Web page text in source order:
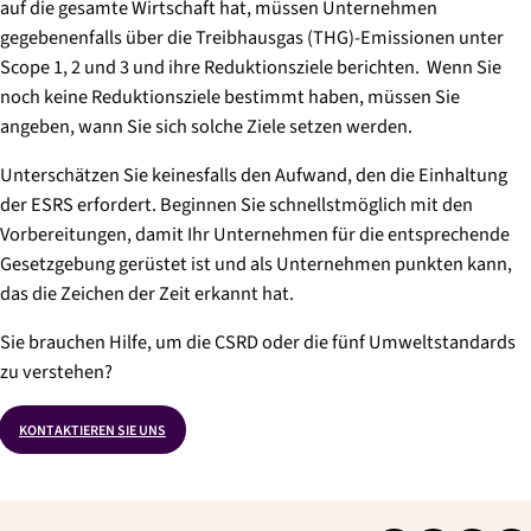
auf die gesamte Wirtschaft hat, müssen Unternehmen
gegebenenfalls über die Treibhausgas (THG)-Emissionen unter
Scope 1, 2 und 3 und ihre Reduktionsziele berichten. Wenn Sie
noch keine Reduktionsziele bestimmt haben, müssen Sie
angeben, wann Sie sich solche Ziele setzen werden.
Unterschätzen Sie keinesfalls den Aufwand, den die Einhaltung
der ESRS erfordert. Beginnen Sie schnellstmöglich mit den
Vorbereitungen, damit Ihr Unternehmen für die entsprechende
Gesetzgebung gerüstet ist und als Unternehmen punkten kann,
das die Zeichen der Zeit erkannt hat.
Sie brauchen Hilfe, um die CSRD oder die fünf Umweltstandards
zu verstehen?
KONTAKTIEREN SIE UNS